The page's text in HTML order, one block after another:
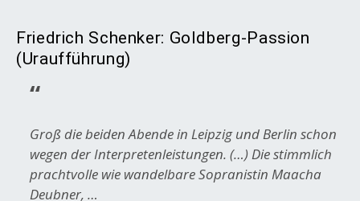
Friedrich Schenker: Goldberg-Passion
(Uraufführung)
Groß die beiden Abende in Leipzig und Berlin schon
wegen der Interpretenleistungen. (…) Die stimmlich
prachtvolle wie wandelbare Sopranistin Maacha
Deubner, …